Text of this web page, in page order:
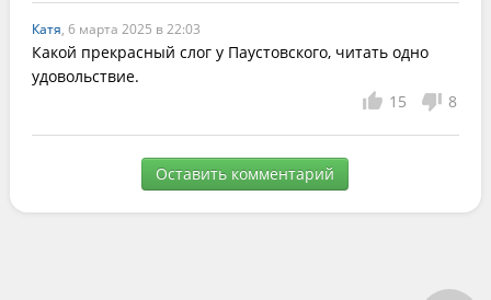
Катя, 6 марта 2025 в 22:03
Какой прекрасный слог у Паустовского, читать одно
удовольствие.
15
8
Оставить комментарий